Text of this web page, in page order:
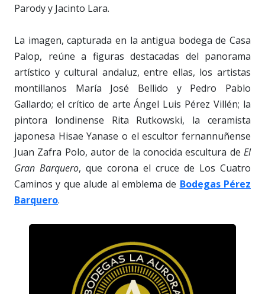
Parody y Jacinto Lara.
La imagen, capturada en la antigua bodega de Casa
Palop, reúne a figuras destacadas del panorama
artístico y cultural andaluz, entre ellas, los artistas
montillanos María José Bellido y Pedro Pablo
Gallardo; el crítico de arte Ángel Luis Pérez Villén; la
pintora londinense Rita Rutkowski, la ceramista
japonesa Hisae Yanase o el escultor fernannuñense
Juan Zafra Polo, autor de la conocida escultura de El
Gran Barquero, que corona el cruce de Los Cuatro
Caminos y que alude al emblema de Bodegas Pérez
Barquero.